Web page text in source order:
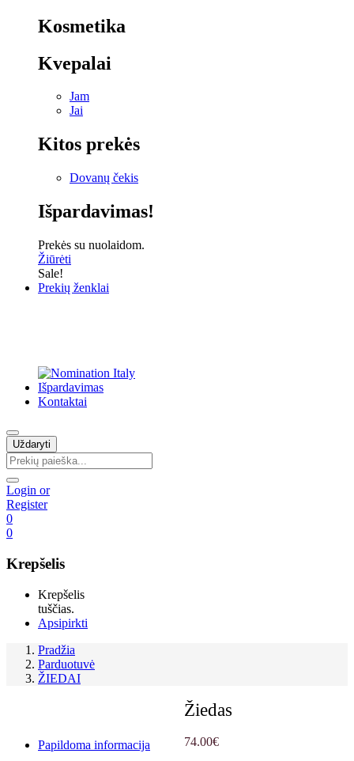
Kosmetika
Kvepalai
Jam
Jai
Kitos prekės
Dovanų čekis
Išpardavimas!
Prekės su nuolaidom.
Žiūrėti
Sale!
Prekių ženklai
Išpardavimas
Kontaktai
Uždaryti
Login or
Register
0
0
Krepšelis
Krepšelis
tuščias.
Apsipirkti
Pradžia
Parduotuvė
ŽIEDAI
Žiedas
74.00€
Papildoma informacija